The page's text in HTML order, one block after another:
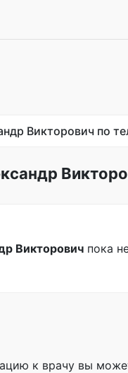
Викторович по
Викторович пока
к врачу вы